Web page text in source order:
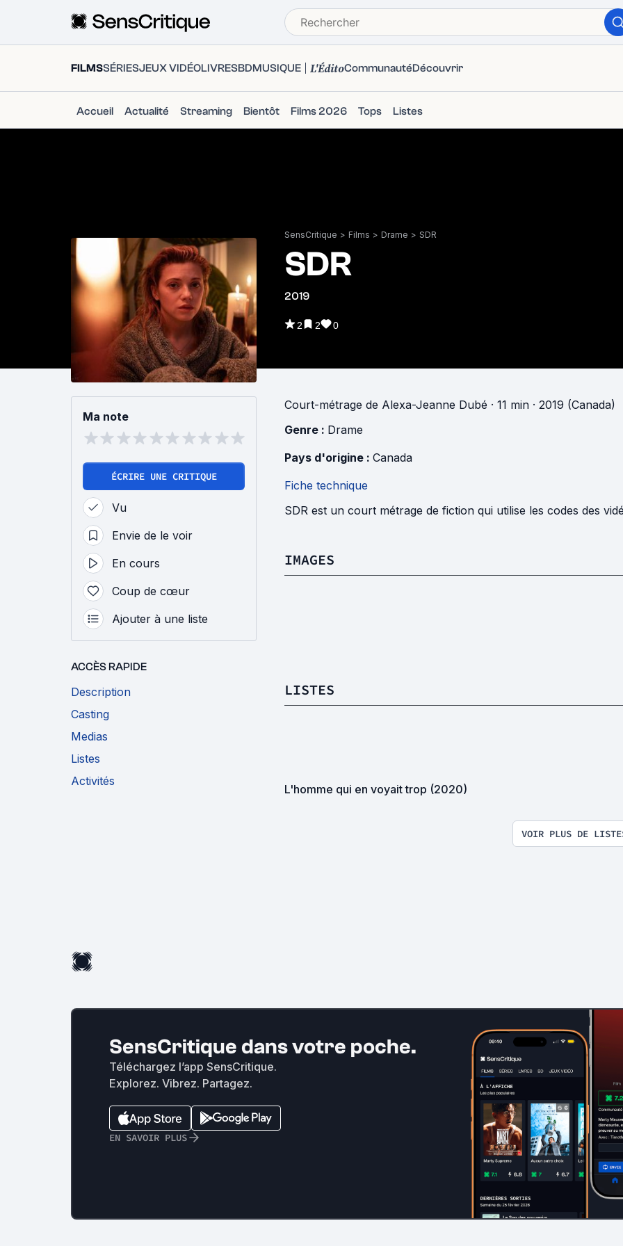
FILMSSÉRIESJEUX VIDÉOLIVRESBDMUSIQUE L'ÉditoCommunautéDécouvrir
Accueil Actualité Streaming Bientôt Films 2026 Tops Listes
SensCritique > Films > Drame > SDR
SDR
2019
2 2 0
Ma note
ÉCRIRE UNE CRITIQUE
Vu
Envie de le voir
En cours
Coup de cœur
Ajouter à une liste
ACCÈS RAPIDE
Description
Casting
Medias
Listes
Activités
Court-métrage de Alexa-Jeanne Dubé · 11 min · 2019 (Canada)
Genre : Drame
Pays d'origine : Canada
Fiche technique
SDR est un court métrage de fiction qui utilise les codes des
IMAGES
LISTES
L'homme qui en voyait trop (2020)
VOIR PLUS DE
SensCritique dans votre poche.
Téléchargez l’app SensCritique.
Explorez. Vibrez. Partagez.
EN SAVOIR PLUS